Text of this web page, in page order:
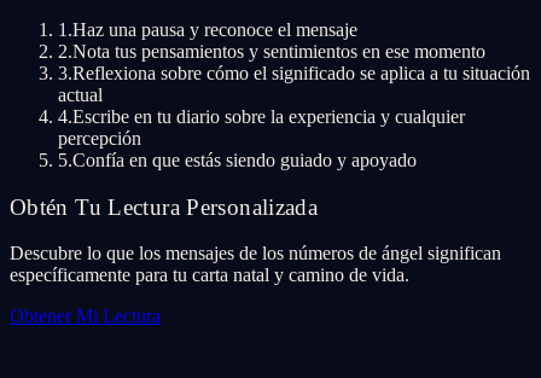
1.Haz una pausa y reconoce el mensaje
2.Nota tus pensamientos y sentimientos en ese momento
3.Reflexiona sobre cómo el significado se aplica a tu situación
actual
4.Escribe en tu diario sobre la experiencia y cualquier
percepción
5.Confía en que estás siendo guiado y apoyado
Obtén Tu Lectura Personalizada
Descubre lo que los mensajes de los números de ángel significan
específicamente para tu carta natal y camino de vida.
Obtener Mi Lectura